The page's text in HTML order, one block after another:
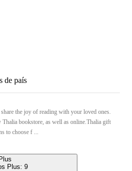
de país
the joy of reading with your loved ones.
Thalia bookstore, as well as online.Thalia gift
to choose f ...
Plus: 9